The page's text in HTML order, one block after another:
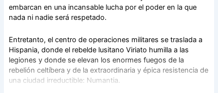
embarcan en una incansable lucha por el poder en la que
nada ni nadie será respetado.
Entretanto, el centro de operaciones militares se traslada a
Hispania, donde el rebelde lusitano Viriato humilla a las
legiones y donde se elevan los enormes fuegos de la
rebelión celtíbera y de la extraordinaria y épica resistencia de
una ciudad irreductible: Numantia.